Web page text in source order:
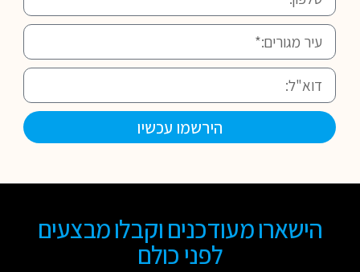
הירשמו עכשיו
הישארו מעודכנים וקבלו מבצעים
לפני כולם